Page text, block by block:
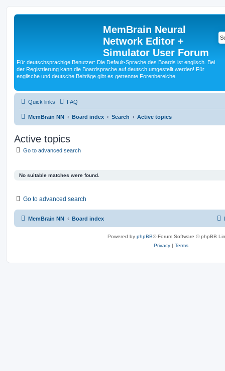
MemBrain Neural
Network Editor +
Simulator User Forum
Für deutschsprachige Benutzer: Die Default-Sprache des Boards ist englisch. Bei
der Registrierung kann die Boardsprache auf deutsch umgestellt werden! Für
englische und deutsche Beiträge gibt es getrennte Forenbereiche.
Quick links FAQ
MemBrain NN Board index Search Active topics
Active topics
Go to advanced search
No suitable matches were found.
Go to advanced search
MemBrain NN Board index
Powered by phpBB® Forum Software © phpBB
Privacy | Terms